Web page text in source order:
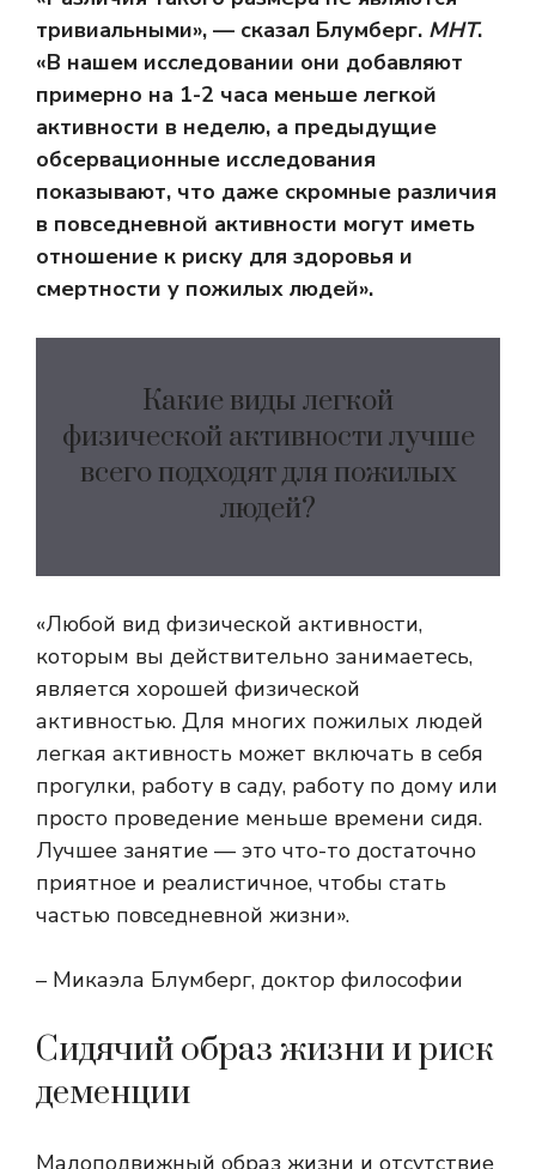
тривиальными», — сказал Блумберг. МНТ.
«В нашем исследовании они добавляют
примерно на 1-2 часа меньше легкой
активности в неделю, а предыдущие
обсервационные исследования
показывают, что даже скромные различия
в повседневной активности могут иметь
отношение к риску для здоровья и
смертности у пожилых людей».
Какие виды легкой
физической активности лучше
всего подходят для пожилых
людей?
«Любой вид физической активности,
которым вы действительно занимаетесь,
является хорошей физической
активностью. Для многих пожилых людей
легкая активность может включать в себя
прогулки, работу в саду, работу по дому или
просто проведение меньше времени сидя.
Лучшее занятие — это что-то достаточно
приятное и реалистичное, чтобы стать
частью повседневной жизни».
– Микаэла Блумберг, доктор философии
Сидячий образ жизни и риск
деменции